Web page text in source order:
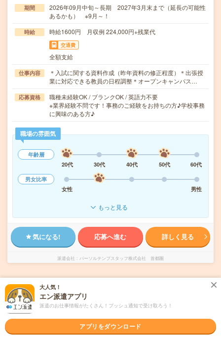
期間
2026年09月中旬～長期 2027年3月末まで（延長の可能性
あるかも） ※9月～！
時給 時給1600円 月収例 224,000円+残業代
交通費
全額支給
仕事内容
＊入試に関する資料作成（昨年資料の修正程度）＊出張授
業に対応できる教員の日程調整＊オープンキャンパス…
応募資格
職種未経験OK / ブランクOK / 英語力不要
※業界経験不問です！事務のご経験をお持ちの方♪学校事務
に興味のある方♪
職場の雰囲気
年齢層
20代
30代 40代 50代
60代
男女比率
女性
男性
もっと見る
気になる! 応募へ進む 詳しく見る
派遣会社 パーソルテンプスタッフ株式会社 首都圏
未読 掲載日 2026/08/07
≪9月開始≫16:30定時！未経験OK！人気の
大学事務＠東白楽
大人気！
エン派遣アプリ
派遣のお仕事情報がたくさん！プッシュ通知で受け取ろう！
アプリをダウンロード